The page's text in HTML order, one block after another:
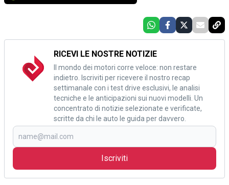
RICEVI LE NOSTRE NOTIZIE
Il mondo dei motori corre veloce: non restare
indietro. Iscriviti per ricevere il nostro recap
settimanale con i test drive esclusivi, le analisi
tecniche e le anticipazioni sui nuovi modelli. Un
concentrato di notizie selezionate e verificate,
scritte da chi le auto le guida per davvero.
Iscriviti